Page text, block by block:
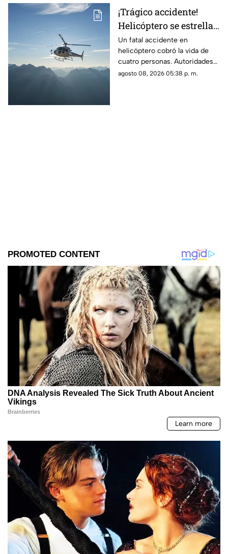
¡Trágico accidente!
Helicóptero se estrella
en zona boscosa y
mueren cuatro
personas
Un fatal accidente en
helicóptero cobró la vida de
cuatro personas. Autoridades
confirmaron que la aeronave
agosto 08, 2026 05:38 p. m.